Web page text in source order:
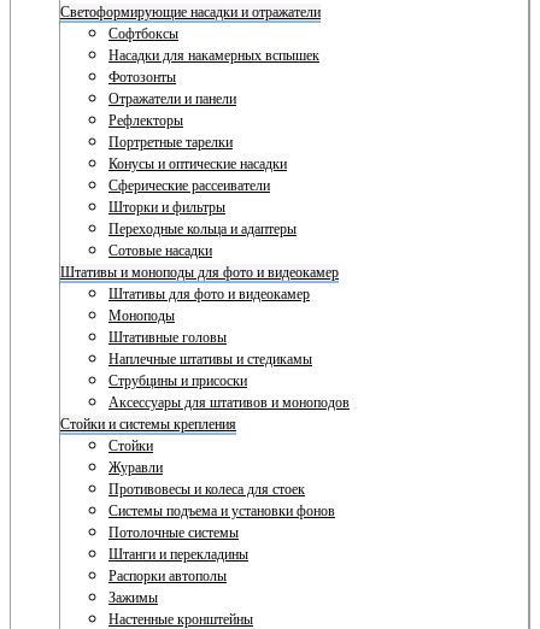
Светоформирующие насадки и отражатели
Софтбоксы
Насадки для накамерных вспышек
Фотозонты
Отражатели и панели
Рефлекторы
Портретные тарелки
Конусы и оптические насадки
Сферические рассеиватели
Шторки и фильтры
Переходные кольца и адаптеры
Сотовые насадки
Штативы и моноподы для фото и видеокамер
Штативы для фото и видеокамер
Моноподы
Штативные головы
Наплечные штативы и стедикамы
Струбцины и присоски
Аксессуары для штативов и моноподов
Стойки и системы крепления
Стойки
Журавли
Противовесы и колеса для стоек
Системы подъема и установки фонов
Потолочные системы
Штанги и перекладины
Распорки автополы
Зажимы
Настенные кронштейны